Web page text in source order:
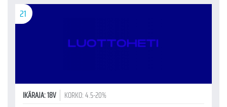
21
IKÄRAJA: 18V KORKO: 4.5-20%